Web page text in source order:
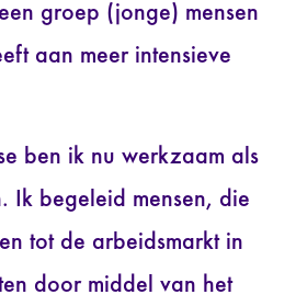
groep (jonge) mensen
aan meer intensieve
ben ik nu werkzaam als
Ik begeleid mensen, die
tot de arbeidsmarkt in
door middel van het